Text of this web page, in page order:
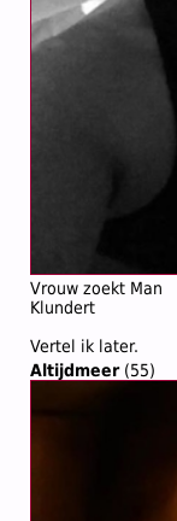
Vrouw zoekt Man
Klundert
Vertel ik later.
Altijdmeer(55)